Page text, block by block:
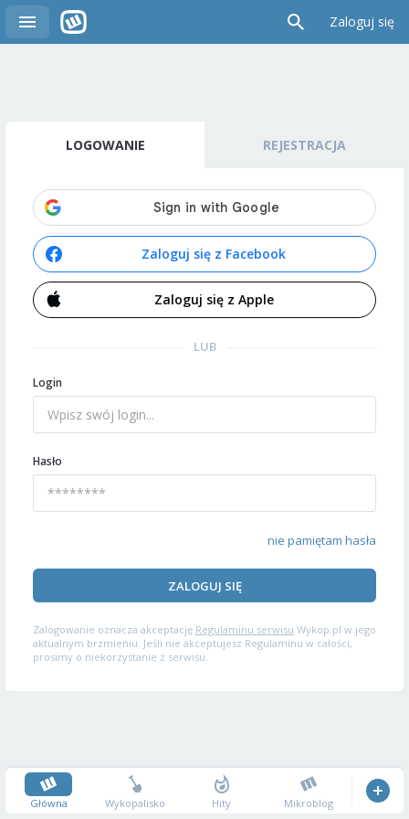
Zaloguj się
LOGOWANIE REJESTRACJA
Zaloguj się z Facebook
Zaloguj się z Apple
LUB
Login
Hasło
nie pamiętam hasła
ZALOGUJ SIĘ
Zalogowanie oznacza akceptację Regulaminu serwisu Wykop.pl w jego
aktualnym brzmieniu. Jeśli nie akceptujesz Regulaminu w całości,
prosimy o niekorzystanie z serwisu.
Główna Wykopalisko Hity Mikroblog